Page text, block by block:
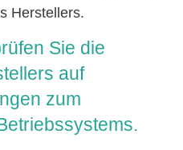
Herstellers.
Sie die
auf
zum